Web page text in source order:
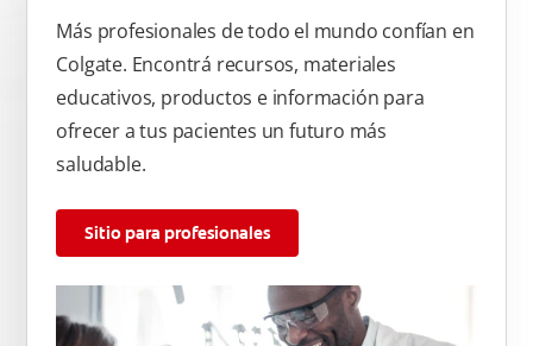
Más profesionales de todo el mundo confían en
Colgate. Encontrá recursos, materiales
educativos, productos e información para
ofrecer a tus pacientes un futuro más
saludable.
Sitio para profesionales